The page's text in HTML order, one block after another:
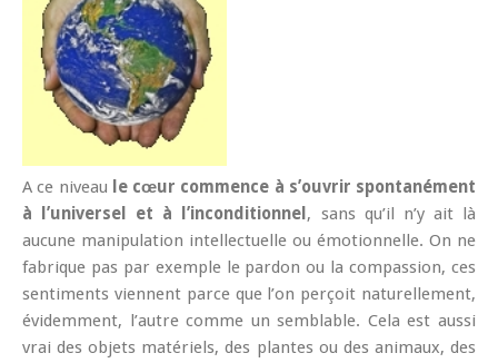
A ce niveau
le cœur commence à s’ouvrir spontanément
à l’universel et à l’inconditionnel , sans qu’il n’y ait là
aucune manipulation intellectuelle ou émotionnelle. On ne
fabrique pas par exemple le pardon ou la compassion, ces
sentiments viennent parce que l’on perçoit naturellement,
évidemment, l’autre comme un semblable. Cela est aussi
vrai des objets matériels, des plantes ou des animaux, des